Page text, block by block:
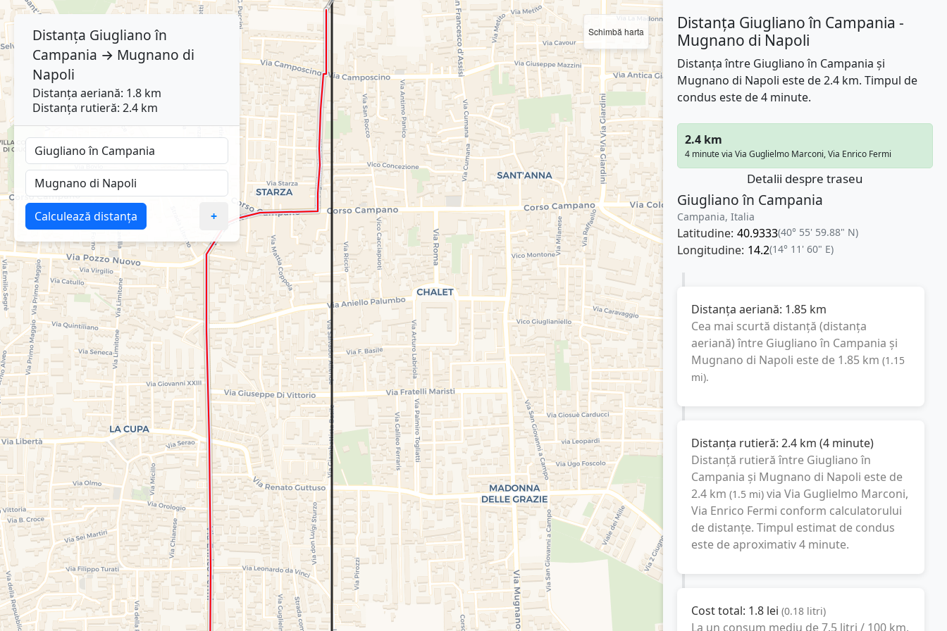
Schimbă harta
Distanța Giugliano în Campania -
Mugnano di Napoli
Distanța între Giugliano în Campania și
Mugnano di Napoli este de 2.4 km. Timpul de
condus este de 4 minute.
2.4 km
4 minute via Via Guglielmo Marconi, Via Enrico Fermi
Detalii despre traseu
Giugliano în Campania
Campania, Italia
Latitudine: 40.9333(40° 55' 59.88" N)
Longitudine: 14.2(14° 11' 60" E)
Distanța aeriană: 1.85 km
Cea mai scurtă distanță (distanța
aeriană) între Giugliano în Campania și
Mugnano di Napoli este de 1.85 km (1.15
mi).
Distanța rutieră: 2.4 km (4 minute)
Distanță rutieră între Giugliano în
Campania și Mugnano di Napoli este de
2.4 km (1.5 mi) via Via Guglielmo Marconi,
Via Enrico Fermi conform calculatorului
de distanțe. Timpul estimat de condus
este de aproximativ4 minute.
Cost total: 1.8 lei (0.18 litri)
La un consum mediu de7.5 litri / 100 km,
Distanța Giugliano în
Campania → Mugnano di
Napoli
Distanța aeriană: 1.8 km
Distanța rutieră: 2.4 km
Calculează distanța +